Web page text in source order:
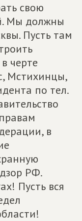
свою
Мы должны
Пусть там
черте
Мстихинцы,
по тел.
в
РФ.
Пусть вся